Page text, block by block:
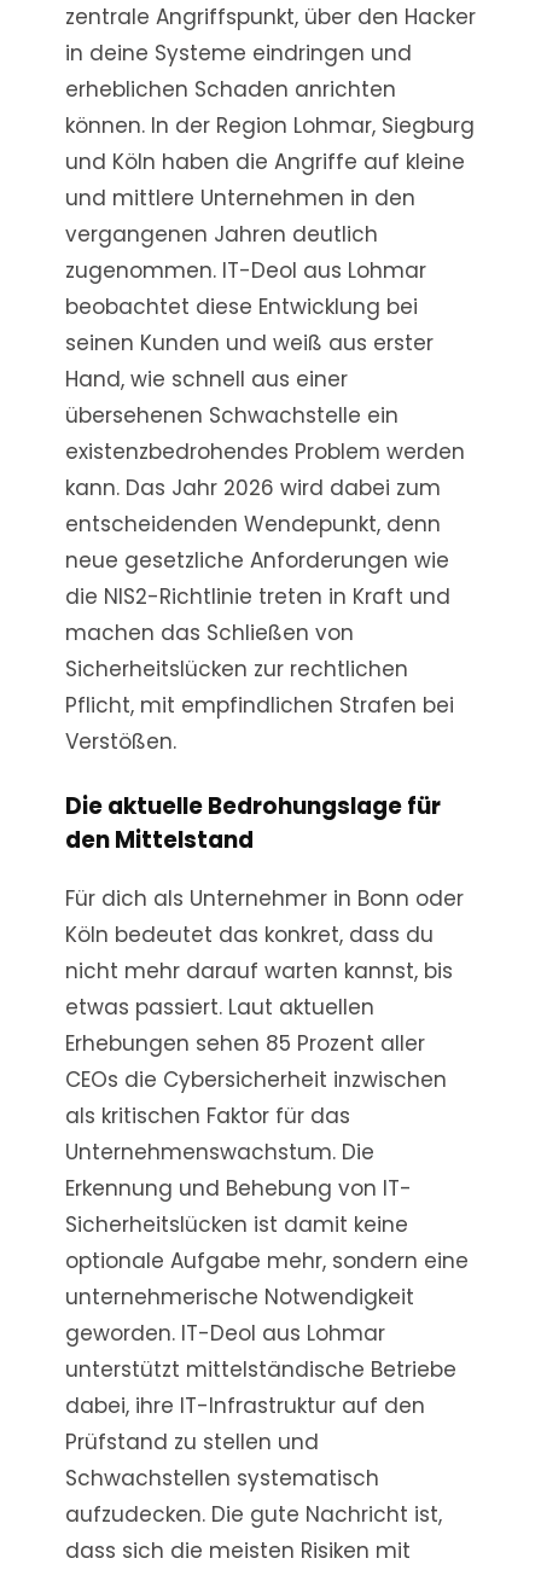
zentrale Angriffspunkt, über den Hacker
in deine Systeme eindringen und
erheblichen Schaden anrichten
können. In der Region Lohmar, Siegburg
und Köln haben die Angriffe auf kleine
und mittlere Unternehmen in den
vergangenen Jahren deutlich
zugenommen. IT-Deol aus Lohmar
beobachtet diese Entwicklung bei
seinen Kunden und weiß aus erster
Hand, wie schnell aus einer
übersehenen Schwachstelle ein
existenzbedrohendes Problem werden
kann. Das Jahr 2026 wird dabei zum
entscheidenden Wendepunkt, denn
neue gesetzliche Anforderungen wie
die NIS2-Richtlinie treten in Kraft und
machen das Schließen von
Sicherheitslücken zur rechtlichen
Pflicht, mit empfindlichen Strafen bei
Verstößen.
Die aktuelle Bedrohungslage für
den Mittelstand
Für dich als Unternehmer in Bonn oder
Köln bedeutet das konkret, dass du
nicht mehr darauf warten kannst, bis
etwas passiert. Laut aktuellen
Erhebungen sehen 85 Prozent aller
CEOs die Cybersicherheit inzwischen
als kritischen Faktor für das
Unternehmenswachstum. Die
Erkennung und Behebung von IT-
Sicherheitslücken ist damit keine
optionale Aufgabe mehr, sondern eine
unternehmerische Notwendigkeit
geworden. IT-Deol aus Lohmar
unterstützt mittelständische Betriebe
dabei, ihre IT-Infrastruktur auf den
Prüfstand zu stellen und
Schwachstellen systematisch
aufzudecken. Die gute Nachricht ist,
dass sich die meisten Risiken mit